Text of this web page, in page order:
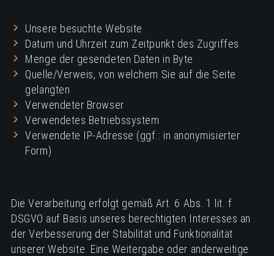
Unsere besuchte Website
Datum und Uhrzeit zum Zeitpunkt des Zugriffes
Menge der gesendeten Daten in Byte
Quelle/Verweis, von welchem Sie auf die Seite
gelangten
Verwendeter Browser
Verwendetes Betriebssystem
Verwendete IP-Adresse (ggf.: in anonymisierter
Form)
Die Verarbeitung erfolgt gemäß Art. 6 Abs. 1 lit. f
DSGVO auf Basis unseres berechtigten Interesses an
der Verbesserung der Stabilität und Funktionalität
unserer Website. Eine Weitergabe oder anderweitige